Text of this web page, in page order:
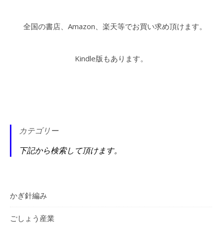
全国の書店、Amazon、楽天等でお買い求め頂けます。
Kindle版もあります。
カテゴリー
下記から検索して頂けます。
かぎ針編み
ごしょう産業